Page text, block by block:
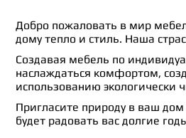
Добро пожаловать в мир
дому тепло и стиль. Наша
Создавая мебель по
наслаждаться комфортом,
использованию экологически
Пригласите природу в ваш
будет радовать вас долгие